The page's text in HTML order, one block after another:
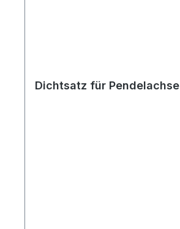
Dichtsatz für Pendelachse